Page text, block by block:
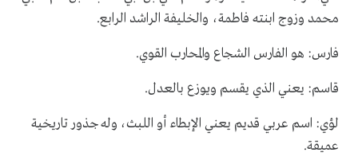
محمد وزوج ابنته فاطمة، والخليفة الراشد الرابع.
فارس: هو الفارس الشجاع والمحارب القوي.
قاسم: يعني الذي يقسم ويوزع بالعدل.
لؤي: اسم عربي قديم يعني الإبطاء أو اللبث، وله جذور تاريخية
عميقة.